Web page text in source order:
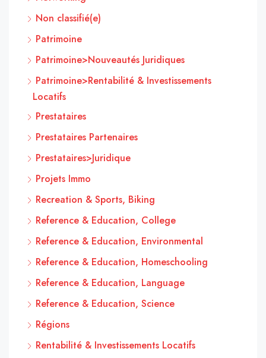
Non classifié(e)
Patrimoine
Patrimoine>Nouveautés Juridiques
Patrimoine>Rentabilité & Investissements
Locatifs
Prestataires
Prestataires Partenaires
Prestataires>Juridique
Projets Immo
Recreation & Sports, Biking
Reference & Education, College
Reference & Education, Environmental
Reference & Education, Homeschooling
Reference & Education, Language
Reference & Education, Science
Régions
Rentabilité & Investissements Locatifs